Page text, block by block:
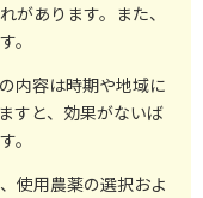
があります。また、
。
内容は時期や地域に
すと、効果がないば
。
使用農薬の選択およ